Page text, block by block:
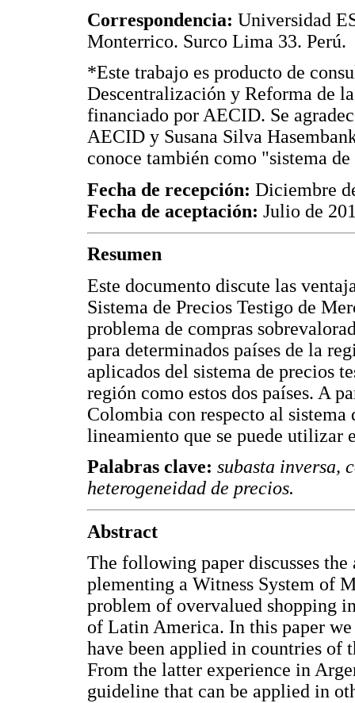
Correspondencia: Universidad
Monterrico. Surco Lima 33. Perú.
*Este trabajo es producto de
Descentralización y Reforma de
financiado por AECID. Se
AECID y Susana Silva
conoce también como "sistema
Fecha de recepción: Diciembre
Fecha de aceptación: Julio de
Resumen
Este documento discute las
Sistema de Precios Testigo de
problema de compras
para determinados países de la
aplicados del sistema de precios
región como estos dos países. A
Colombia con respecto al
lineamiento que se puede utilizar
Palabras clave: subasta inversa,
heterogeneidad de precios.
Abstract
The following paper discusses
plementing a Witness System of
problem of overvalued shopping
of Latin America. In this paper we
have been applied in countries of
From the latter experience in
guideline that can be applied in